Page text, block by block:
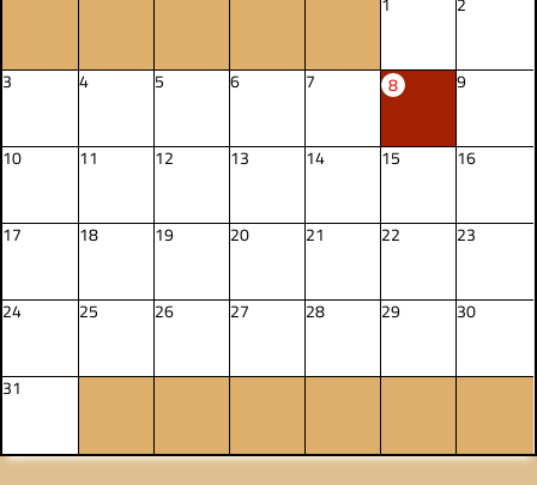
3 4 5 6 7 8 9
10 11 12 13 14 15 16
17 18 19 20 21 22 23
24 25 26 27 28 29 30
31